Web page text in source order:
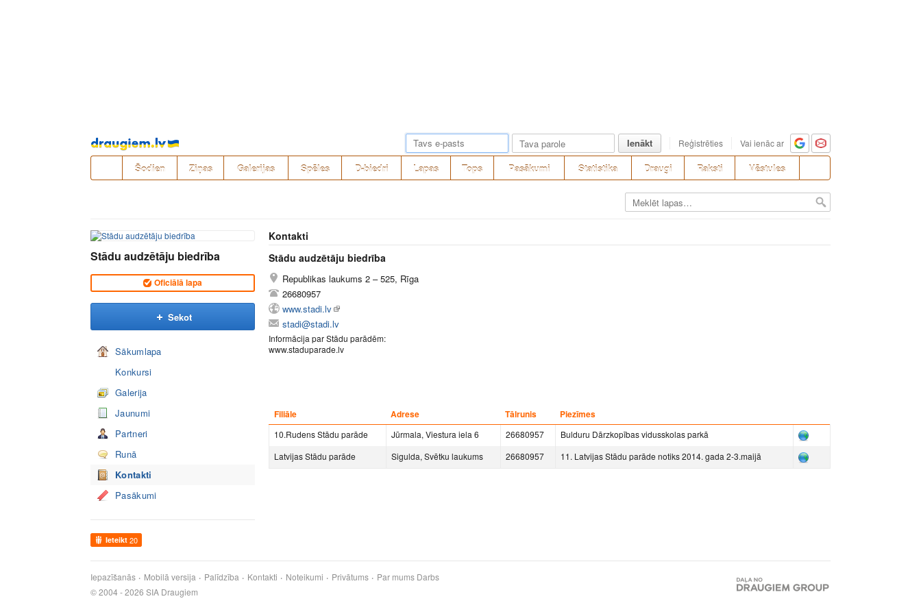
Pāriet
uz
saturu
Ienākt Reģistrēties Vai ienāc ar
Šodien Ziņas Galerijas Spēles D-biedri Lapas Tops Pasākumi Statistika Draugi Raksti Vēstules
Stādu audzētāju biedrība
Oficiālā lapa
Sekot
Sākumlapa
Konkursi
Galerija
Jaunumi
Partneri
Runā
Kontakti
Pasākumi
Ieteikt 20
Kontakti
Stādu audzētāju biedrība
Republikas laukums 2 – 525, Rīga
26680957
www.stadi.lv
stadi@stadi.lv
Informācija par Stādu parādēm:
www.staduparade.lv
Filiāle Adrese Tālrunis Piezīmes
10.Rudens Stādu parāde Jūrmala, Viestura iela 6 26680957
Bulduru Dārzkopības vidusskolas parkā
Latvijas Stādu parāde
Sigulda, Svētku laukums 26680957 11. Latvijas Stādu parāde notiks 2014. gada 2-3.maijā
Iepazīšanās Mobilā versija Palīdzība Kontakti Noteikumi Privātums Par mums Darbs
© 2004 - 2026 SIA Draugiem